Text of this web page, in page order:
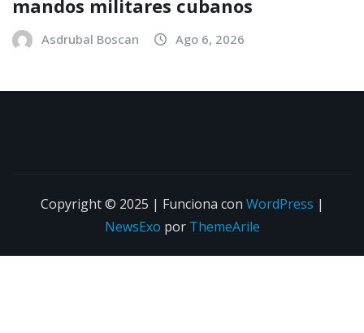
mandos militares cubanos
Asdrubal Boscan Ago 6, 2026
Copyright © 2025 | Funciona con WordPress |
NewsExo por ThemeArile